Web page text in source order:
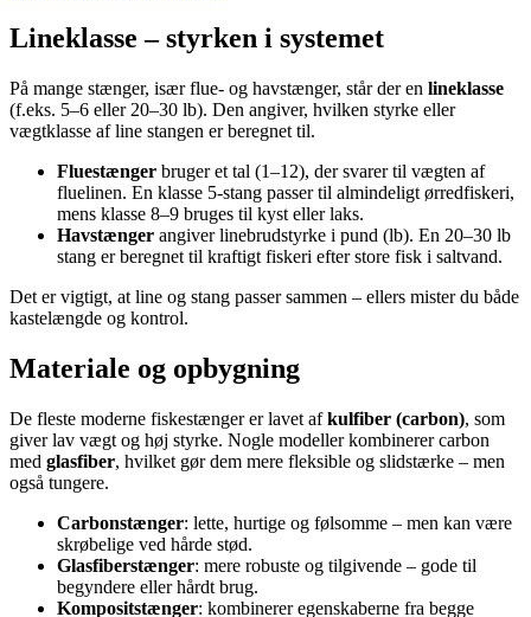
Lineklasse – styrken i systemet
På mange stænger, især flue- og havstænger, står der en lineklasse
(f.eks. 5–6 eller 20–30 lb). Den angiver, hvilken styrke eller
vægtklasse af line stangen er beregnet til.
Fluestænger bruger et tal (1–12), der svarer til vægten af
fluelinen. En klasse 5-stang passer til almindeligt ørredfiskeri,
mens klasse 8–9 bruges til kyst eller laks.
Havstænger angiver linebrudstyrke i pund (lb). En 20–30 lb
stang er beregnet til kraftigt fiskeri efter store fisk i saltvand.
Det er vigtigt, at line og stang passer sammen – ellers mister du både
kastelængde og kontrol.
Materiale og opbygning
De fleste moderne fiskestænger er lavet afkulfiber (carbon), som
giver lav vægt og høj styrke. Nogle modeller kombinerer carbon
med glasfiber, hvilket gør dem mere fleksible og slidstærke – men
også tungere.
Carbonstænger: lette, hurtige og følsomme – men kan være
skrøbelige ved hårde stød.
Glasfiberstænger: mere robuste og tilgivende – gode til
begyndere eller hårdt brug.
Kompositstænger: kombinerer egenskaberne fra begge